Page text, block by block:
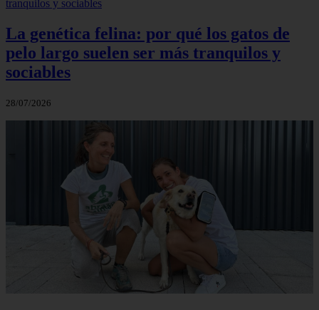
La genética felina: por qué los gatos de
pelo largo suelen ser más tranquilos y
sociables
28/07/2026